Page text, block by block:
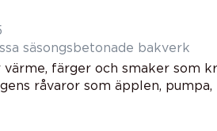
säsongsbetonade bakverk
färger och smaker som
råvaror som äpplen,